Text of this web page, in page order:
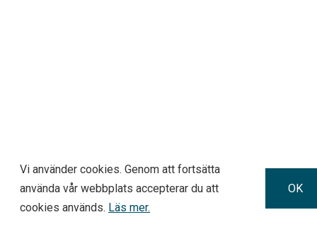
Vi använder cookies. Genom att fortsätta
använda vår webbplats accepterar du att
cookies används. Läs mer.
OK